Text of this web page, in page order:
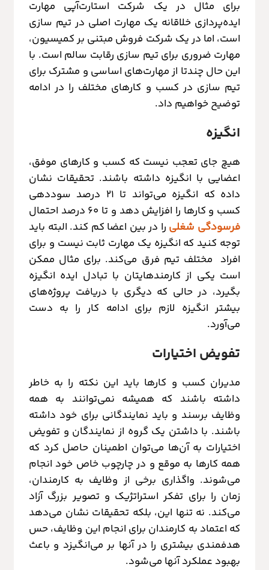
برای مثال در یک شرکت استارت‌آپی مهارت
ایده‌پردازی خلاقانه یک مهارت اصلی در تیم سازی
است، اما در یک شرکت فروش مبتنی بر کمیسیون،
مهارت ضروری برای تیم سازی رقابت سالم است. با
این حال چندتا از مهارت‌های اساسی و مشترک برای
تیم سازی در کسب و کارهای مختلف را در ادامه
توضیح خواهیم داد.
انگیزه
هیچ جای تعجب نیست که کسب و کارهای موفق،
اعضایی با انگیزه داشته باشند. تحقیقات نشان
داده که انگیزه می‌تواند تا 21 درصد سوددهی
کسب و کارها را افزایش دهد و تا 60 درصد احتمال
فرسودگی شغلی را در بین اعضا کم کند. البته باید
توجه کنید که انگیزه یک مهارت ثابت نیست و برای
افراد مختلف تیم فرق می‌کند. برای مثال ممکن
است یکی از کارمندهایتان با تبادل ایده انگیزه
بگیرد، در حالی که دیگری با دریافت پروژه‌های
بیشتر انگیزه لازم برای ادامه کار را به دست
می‌آورد.
تفویض اختیارات
مدیران کسب و کارها باید این نکته را به خاطر
داشته باشند که همیشه نمی‌توانند به همه
وظایف برسند و باید نمایندگانی برای خود داشته
باشند. با داشتن یک گروه از نمایندگان و تفویض
اختیارات به آن‌ها می‌توان اطمینان حاصل کرد که
همه کارها به موقع و در چارچوب خاص خود انجام
می‌شوند. واگذاری برخی از وظایف به کارمندان،
زمان را برای تفکر استراتژیک و تصویر بزرگ آزاد
می‌کند. نه تنها این، بلکه تحقیقات نشان می‌دهد
که اعتماد به کارمندان برای انجام این وظایف، حس
هدفمندی بیشتری را در آن‎ها بر می‌انگیزد و باعث
بهبود عملکرد آن‎ها می‌شود.